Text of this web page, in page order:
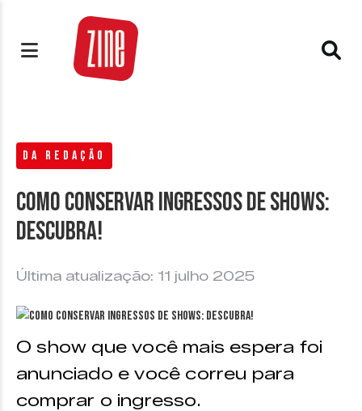
DA REDAÇÃO
Como conservar ingressos de shows:
descubra!
Última atualização: 11 julho 2025
O show que você mais espera foi
anunciado e você correu para
comprar o ingresso.